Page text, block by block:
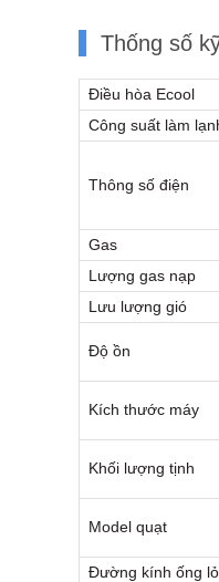
Thống số
Điều hòa Ecool
Công suất làm
Thông số điện
Gas
Lượng gas nạp
Lưu lượng gió
Độ ồn
Kích thước máy
Khối lượng tịnh
Model quạt
Đường kính ống